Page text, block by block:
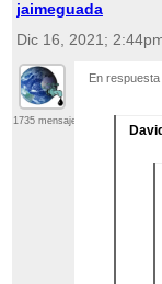
jaimeguada
Dic 16, 2021;
1735 mensajes
En